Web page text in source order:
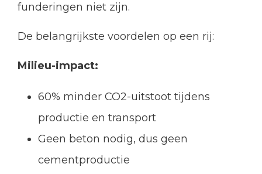
funderingen niet zijn.
De belangrijkste voordelen op een rij:
Milieu-impact:
60% minder CO2-uitstoot tijdens
productie en transport
Geen beton nodig, dus geen
cementproductie